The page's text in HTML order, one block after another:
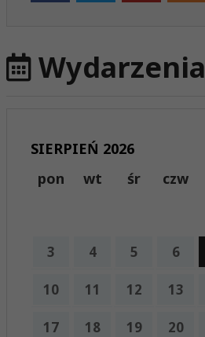
Wydarzenia
SIERPIEŃ 2026
pon
wt śr czw
3 4 5 6
10 11 12 13
17 18 19 20